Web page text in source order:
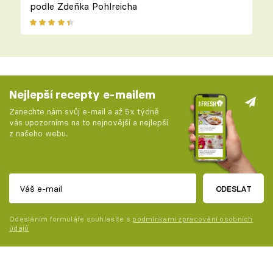
podle Zdeňka Pohlreicha
Nejlepší recepty e-mailem
Zanechte nám svůj e-mail a až 5x týdně
vás upozorníme na to nejnovější a nejlepší
z našeho webu.
ODESLAT
Odesláním formuláře souhlasíte s podmínkami zpracování osobních
údajů